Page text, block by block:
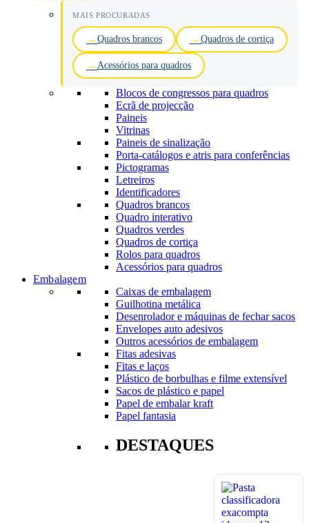
MAIS PROCURADAS
Quadros brancos Quadros de cortiça
Acessórios para quadros
Blocos de congressos para quadros
Ecrã de projecção
Paineis
Vitrinas
Paineis de sinalização
Porta-catálogos e atris para conferências
Pictogramas
Letreiros
Identificadores
Quadros brancos
Quadro interativo
Quadros verdes
Quadros de cortiça
Rolos para quadros
Acessórios para quadros
Embalagem
Caixas de embalagem
Guilhotina metálica
Desenrolador e máquinas de fechar sacos
Envelopes auto adesivos
Outros acessórios de embalagem
Fitas adesivas
Fitas e laços
Plástico de borbulhas e filme extensível
Sacos de plástico e papel
Papel de embalar kraft
Papel fantasia
DESTAQUES